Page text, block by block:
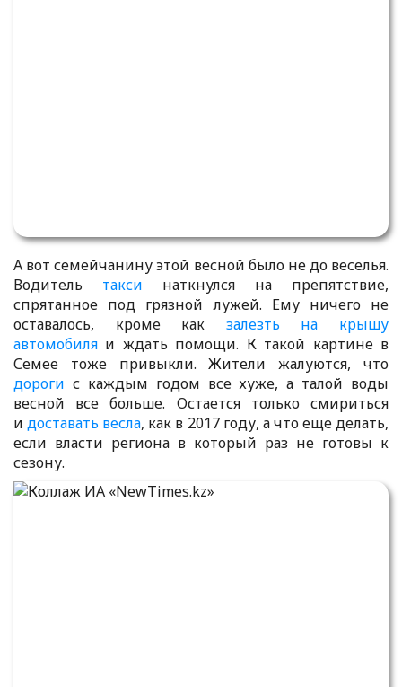
А вот семейчанину этой весной было не до веселья.
Водитель такси наткнулся на препятствие,
спрятанное под грязной лужей. Ему ничего не
оставалось, кроме как залезть на крышу
автомобиля и ждать помощи. К такой картине в
Семее тоже привыкли. Жители жалуются, что
дороги с каждым годом все хуже, а талой воды
весной все больше. Остается только смириться
идоставать весла, как в 2017 году, а что еще делать,
если власти региона в который раз не готовы к
сезону.